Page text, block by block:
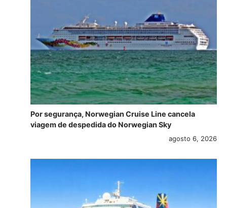
Por segurança, Norwegian Cruise Line cancela
viagem de despedida do Norwegian Sky
agosto 6, 2026